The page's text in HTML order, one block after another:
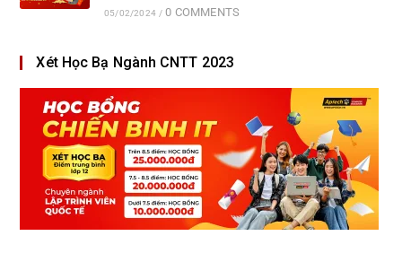
05/02/2024 / 0 COMMENTS
Xét Học Bạ Ngành CNTT 2023